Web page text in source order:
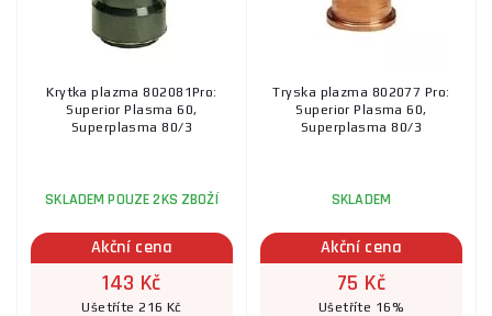
Krytka plazma 802081Pro:
Superior Plasma 60,
Superplasma 80/3
SKLADEM POUZE 2KS ZBOŽÍ
Akční cena
143 Kč
Ušetříte 216 Kč
Tryska plazma 802077 Pro:
Superior Plasma 60,
Superplasma 80/3
SKLADEM
Akční cena
75 Kč
Ušetříte 16%